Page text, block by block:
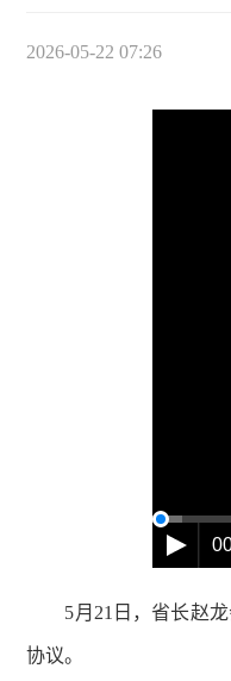
2026-05-22 07:26
5月21日，省长赵龙
协议。